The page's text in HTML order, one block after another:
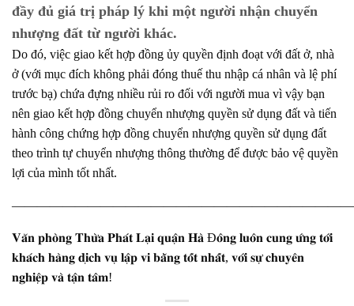
đầy đủ giá trị pháp lý khi một người nhận chuyển
nhượng đất từ người khác.
Do đó, việc giao kết hợp đồng ủy quyền định đoạt với đất ở, nhà
ở (với mục đích không phải đóng thuế thu nhập cá nhân và lệ phí
trước bạ) chứa đựng nhiều rủi ro đối với người mua vì vậy bạn
nên giao kết hợp đồng chuyển nhượng quyền sử dụng đất và tiến
hành công chứng hợp đồng chuyển nhượng quyền sử dụng đất
theo trình tự chuyển nhượng thông thường để được bảo vệ quyền
lợi của mình tốt nhất.
𝐕𝐚̆𝐧 𝐩𝐡𝐨̀𝐧𝐠 𝐓𝐡𝐮̛̀𝐚 𝐏𝐡𝐚́𝐭 𝐋𝐚̣𝐢 𝐪𝐮𝐚̣̂𝐧 𝐇𝐚̀ Đ𝐨̂𝐧𝐠 𝐥𝐮𝐨̂𝐧 𝐜𝐮𝐧𝐠 𝐮̛́𝐧𝐠 𝐭𝐨̛́𝐢
𝐤𝐡𝐚́𝐜𝐡 𝐡𝐚̀𝐧𝐠 𝐝𝐢̣𝐜𝐡 𝐯𝐮̣ 𝐥𝐚̣̂𝐩 𝐯𝐢 𝐛𝐚̆̀𝐧𝐠 𝐭𝐨̂́𝐭 𝐧𝐡𝐚̂́𝐭, 𝐯𝐨̛́𝐢 𝐬𝐮̛̣ 𝐜𝐡𝐮𝐲𝐞̂𝐧
𝐧𝐠𝐡𝐢𝐞̣̂𝐩 𝐯𝐚̀ 𝐭𝐚̣̂𝐧 𝐭𝐚̂𝐦!